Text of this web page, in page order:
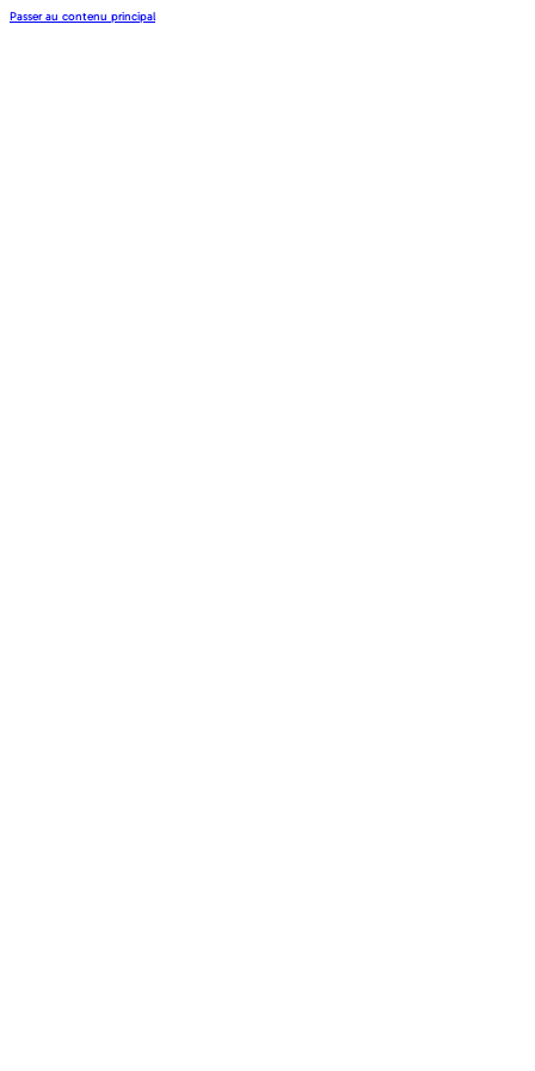
Passer au contenu principal